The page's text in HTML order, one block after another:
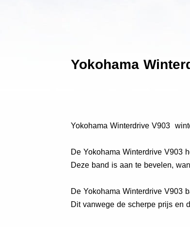
Yokohama
Yokohama Winterdrive V903
De Yokohama Winterdrive V903
Deze band is aan te bevelen,
De Yokohama Winterdrive V903
Dit vanwege de scherpe prijs en